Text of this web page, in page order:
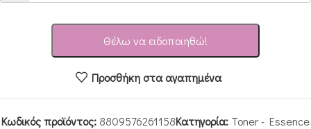
Θέλω να ειδοποιηθώ!
Προσθήκη στα αγαπημένα
Κωδικός προϊόντος: 8809576261158Κατηγορία: Toner - Essence